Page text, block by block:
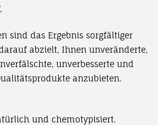
sind das Ergebnis sorgfältiger
abzielt, Ihnen unveränderte,
unverbesserte und
anzubieten.
und chemotypisiert.